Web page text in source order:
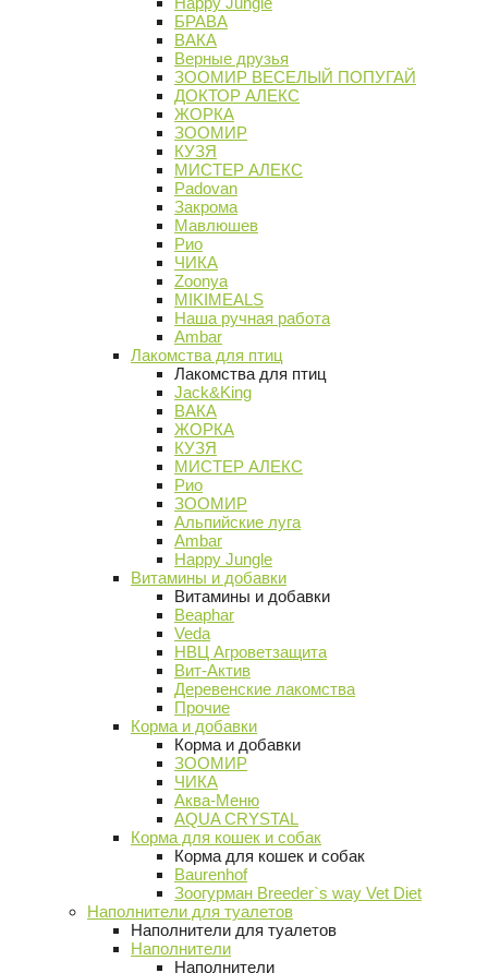
БРАВА
ВАКА
Верные друзья
ЗООМИР ВЕСЕЛЫЙ ПОПУГАЙ
ДОКТОР АЛЕКС
ЖОРКА
ЗООМИР
КУЗЯ
МИСТЕР АЛЕКС
Padovan
Закрома
Мавлюшев
Рио
ЧИКА
Zoonya
MIKIMEALS
Наша ручная работа
Ambar
Лакомства для птиц
Лакомства для птиц
Jack&King
ВАКА
ЖОРКА
КУЗЯ
МИСТЕР АЛЕКС
Рио
ЗООМИР
Альпийские луга
Ambar
Happy Jungle
Витамины и добавки
Витамины и добавки
Beaphar
Veda
НВЦ Агроветзащита
Вит-Актив
Деревенские лакомства
Прочие
Корма и добавки
Корма и добавки
ЗООМИР
ЧИКА
Аква-Меню
AQUA CRYSTAL
Корма для кошек и собак
Корма для кошек и собак
Baurenhof
Зоогурман Breeder`s way Vet Diet
Наполнители для туалетов
Наполнители для туалетов
Наполнители
Наполнители